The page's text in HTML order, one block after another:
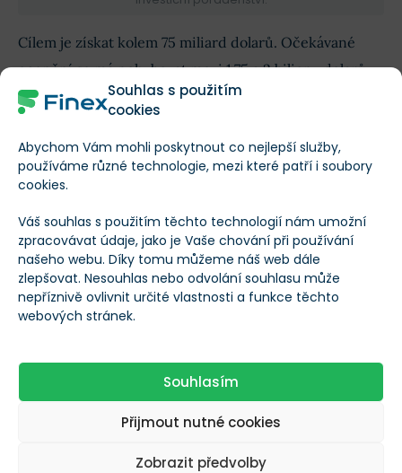
Souhlas s použitím
cookies
Abychom Vám mohli poskytnout co nejlepší služby,
používáme různé technologie, mezi které patří i soubory
cookies.
Váš souhlas s použitím těchto technologií nám umožní
zpracovávat údaje, jako je Vaše chování při používání
našeho webu. Díky tomu můžeme náš web dále
zlepšovat. Nesouhlas nebo odvolání souhlasu může
nepříznivě ovlivnit určité vlastnosti a funkce těchto
webových stránek.
Souhlasím
Přijmout nutné cookies
Zobrazit předvolby
Cílem je získat kolem 75 miliard dolarů. Očekávané
ocenění se má pohybovat mezi 1,75 a 2 biliony dolarů.
Pokud nabídka projde,překonala by i
Musk si má po vstupu na burzuponechat 85,1 %
hlasovacích práv
adresovatelném trhu kolem 28,5 bilionu dolarů, což je
odvážné i na poměry SpaceX.
Bitcoin jako součást příběhu
posílit příběh růstové technologické firmy
která nechce držet pouze hotovost. Zároveň ale